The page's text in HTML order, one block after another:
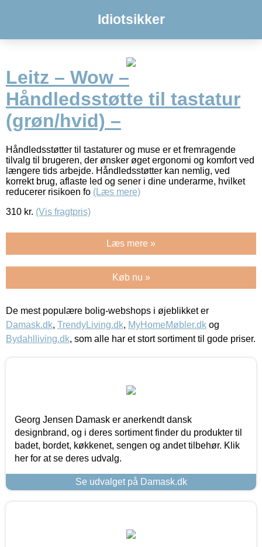
Idiotsikker
Leitz – Wow –
Håndledsstøtte til tastatur
(grøn/hvid) –
Håndledsstøtter til tastaturer og muse er et fremragende
tilvalg til brugeren, der ønsker øget ergonomi og komfort ved
længere tids arbejde. Håndledsstøtter kan nemlig, ved
korrekt brug, aflaste led og sener i dine underarme, hvilket
reducerer risikoen fo (Læs mere)
310 kr. (Vis fragtpris)
Læs mere »
Køb nu »
De mest populære bolig-webshops i øjeblikket er
Damask.dk, TrendyLiving.dk, MyHomeMøbler.dk og
Bydahlliving.dk, som alle har et stort sortiment til gode priser.
Georg Jensen Damask er anerkendt dansk
designbrand, og i deres sortiment finder du produkter til
badet, bordet, køkkenet, sengen og andet tilbehør. Klik
her for at se deres udvalg.
Se udvalget på Damask.dk